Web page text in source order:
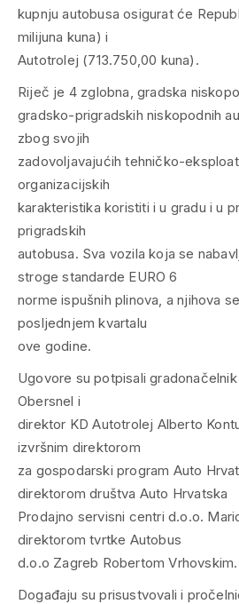
kupnju autobusa osigurat će
milijuna kuna) i
Autotrolej (713.750,00 kuna).
Riječ je 4 zglobna, gradska
gradsko-prigradskih niskopodnih
zbog svojih
zadovoljavajućih tehničko-
organizacijskih
karakteristika koristiti i u gradu i u
prigradskih
autobusa. Sva vozila koja se
stroge standarde EURO 6
norme ispušnih plinova, a njihova
posljednjem kvartalu
ove godine.
Ugovore su potpisali
Obersnel i
direktor KD Autotrolej Alberto
izvršnim direktorom
za gospodarski program Auto
direktorom društva Auto Hrvatska
Prodajno servisni centri d.o.o.
direktorom tvrtke Autobus
d.o.o Zagreb Robertom Vrhovskim.
Događaju su prisustvovali i